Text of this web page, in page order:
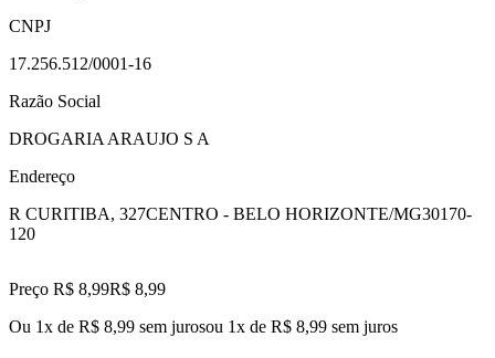
CNPJ
17.256.512/0001-16
Razão Social
DROGARIA ARAUJO S A
Endereço
R CURITIBA, 327CENTRO - BELO HORIZONTE/MG30170-
120
Preço R$ 8,99R$ 8,99
Ou 1x de R$ 8,99 sem jurosou 1x de R$ 8,99 sem juros